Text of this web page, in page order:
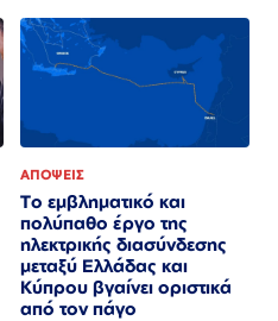
ΑΠΟΨΕΙΣ
Το εμβληματικό και
πολύπαθο έργο της
ηλεκτρικής διασύνδεσης
μεταξύ Ελλάδας και
Κύπρου βγαίνει οριστικά
από τον πάγο